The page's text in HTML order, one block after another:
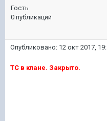
Гость
0 публикаций
Опубликовано: 12 окт 2017,
ТС в клане. Закрыто.